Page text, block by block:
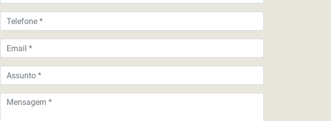
Telefone
Email
Assunto
Mensagem